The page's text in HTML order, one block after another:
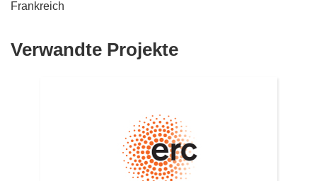
n
i
Frankreich
Verwandte Projekte